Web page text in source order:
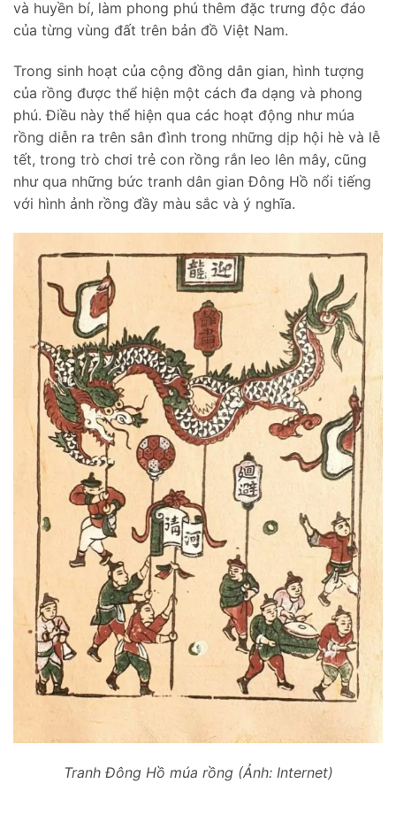
và huyền bí, làm phong phú thêm đặc trưng độc đáo
của từng vùng đất trên bản đồ Việt Nam.
Trong sinh hoạt của cộng đồng dân gian, hình tượng
của rồng được thể hiện một cách đa dạng và phong
phú. Điều này thể hiện qua các hoạt động như múa
rồng diễn ra trên sân đình trong những dịp hội hè và lễ
tết, trong trò chơi trẻ con rồng rắn leo lên mây, cũng
như qua những bức tranh dân gian Đông Hồ nổi tiếng
với hình ảnh rồng đầy màu sắc và ý nghĩa.
Tranh Đông Hồ múa rồng (Ảnh: Internet)